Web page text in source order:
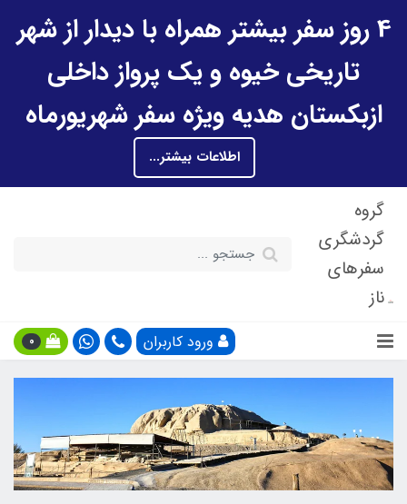
4 روز سفر بیشتر همراه با دیدار از شهر
تاریخی خیوه و یک پرواز داخلی
ازبکستان هدیه ویژه سفر شهریورماه
اطلاعات بیشتر...
گروه
گردشگری
سفرهای
ناز
ورود کاربران 0